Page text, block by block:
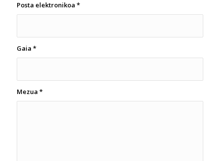
Posta elektronikoa *
Gaia *
Mezua *